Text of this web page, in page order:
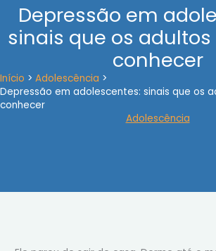
Depressão em
sinais que os
conhecer
Início
Adolescência
Depressão em adolescentes: sinais que os
conhecer
Adolescência